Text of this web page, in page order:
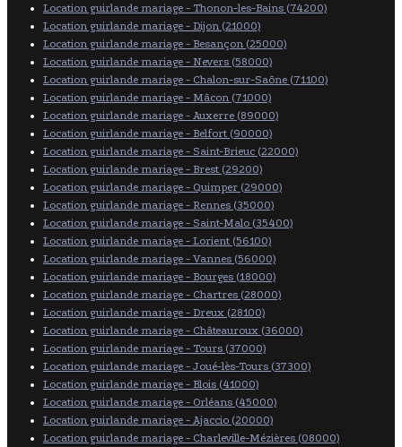
Location guirlande mariage - Thonon-les-Bains (74200)
Location guirlande mariage - Dijon (21000)
Location guirlande mariage - Besançon (25000)
Location guirlande mariage - Nevers (58000)
Location guirlande mariage - Chalon-sur-Saône (71100)
Location guirlande mariage - Mâcon (71000)
Location guirlande mariage - Auxerre (89000)
Location guirlande mariage - Belfort (90000)
Location guirlande mariage - Saint-Brieuc (22000)
Location guirlande mariage - Brest (29200)
Location guirlande mariage - Quimper (29000)
Location guirlande mariage - Rennes (35000)
Location guirlande mariage - Saint-Malo (35400)
Location guirlande mariage - Lorient (56100)
Location guirlande mariage - Vannes (56000)
Location guirlande mariage - Bourges (18000)
Location guirlande mariage - Chartres (28000)
Location guirlande mariage - Dreux (28100)
Location guirlande mariage - Châteauroux (36000)
Location guirlande mariage - Tours (37000)
Location guirlande mariage - Joué-lès-Tours (37300)
Location guirlande mariage - Blois (41000)
Location guirlande mariage - Orléans (45000)
Location guirlande mariage - Ajaccio (20000)
Location guirlande mariage - Charleville-Mézières (08000)